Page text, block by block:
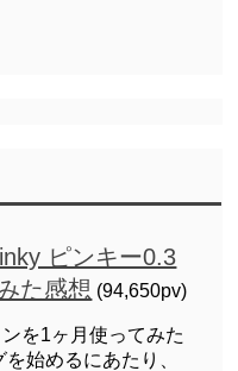
ピンキー0.3
た感想 (94,650pv)
を1ヶ月使ってみた
始めるにあたり、